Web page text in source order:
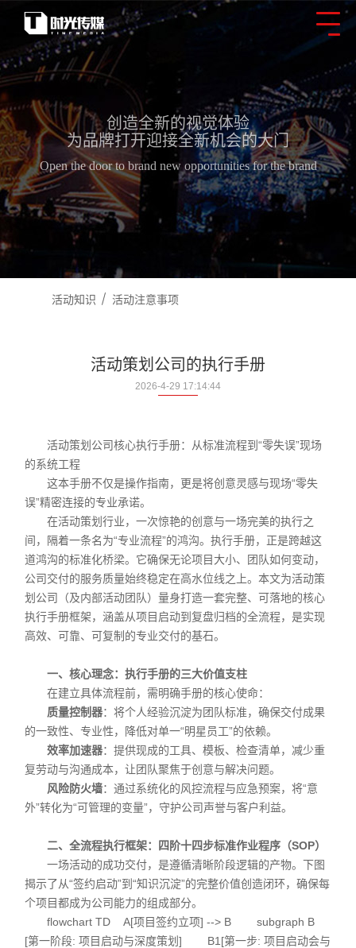
创造全新的视觉体验
为品牌打开迎接全新机会的大门
Open the door to brand new opportunities for the brand
活动知识 活动注意事项
活动策划公司的执行手册
2026-4-29 17:14:44
活动策划公司核心执行手册：从标准流程到“零失误”现场
的系统工程
这本手册不仅是操作指南，更是将创意灵感与现场“零失
误”精密连接的专业承诺。
在活动策划行业，一次惊艳的创意与一场完美的执行之
间，隔着一条名为“专业流程”的鸿沟。执行手册，正是跨越这
道鸿沟的标准化桥梁。它确保无论项目大小、团队如何变动，
公司交付的服务质量始终稳定在高水位线之上。本文为活动策
划公司（及内部活动团队）量身打造一套完整、可落地的核心
执行手册框架，涵盖从项目启动到复盘归档的全流程，是实现
高效、可靠、可复制的专业交付的基石。
一、核心理念：执行手册的三大价值支柱
在建立具体流程前，需明确手册的核心使命：
质量控制器：将个人经验沉淀为团队标准，确保交付成果
的一致性、专业性，降低对单一“明星员工”的依赖。
效率加速器：提供现成的工具、模板、检查清单，减少重
复劳动与沟通成本，让团队聚焦于创意与解决问题。
风险防火墙：通过系统化的风控流程与应急预案，将“意
外”转化为“可管理的变量”，守护公司声誉与客户利益。
二、全流程执行框架：四阶十四步标准作业程序（SOP）
一场活动的成功交付，是遵循清晰阶段逻辑的产物。下图
揭示了从“签约启动”到“知识沉淀”的完整价值创造闭环，确保每
个项目都成为公司能力的组成部分。
flowchart TD A[项目签约立项] --> B subgraph B
[第一阶段: 项目启动与深度策划] B1[第一步: 项目启动会与